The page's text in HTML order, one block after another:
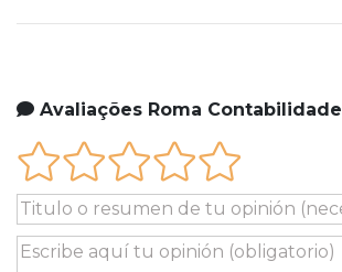
Avaliações Roma Contabilidade